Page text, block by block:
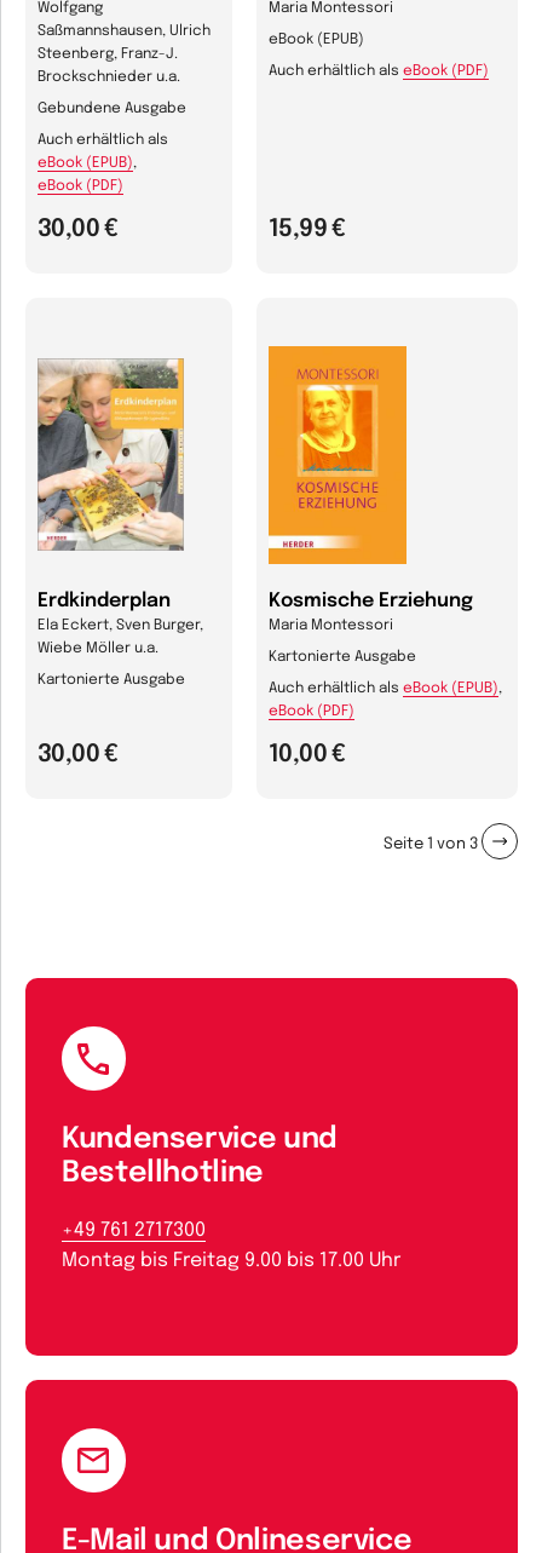
Wolfgang
Saßmannshausen, Ulrich
Steenberg, Franz-J.
Brockschnieder u.a.
Gebundene Ausgabe
30,00 €
Auch erhältlich als
eBook (EPUB),
eBook (PDF)
Maria Montessori
eBook (EPUB)
15,99 €
Auch erhältlich als eBook (PDF)
Erdkinderplan
Ela Eckert, Sven Burger,
Wiebe Möller u.a.
Kartonierte Ausgabe
30,00 €
Kosmische Erziehung
Maria Montessori
Kartonierte Ausgabe
10,00 €
Auch erhältlich als eBook (EPUB),
eBook (PDF)
Seite von 3
Kundenservice und
Bestellhotline
+49 761 2717300
Montag bis Freitag 9.00 bis 17.00 Uhr
E-Mail und Onlineservice